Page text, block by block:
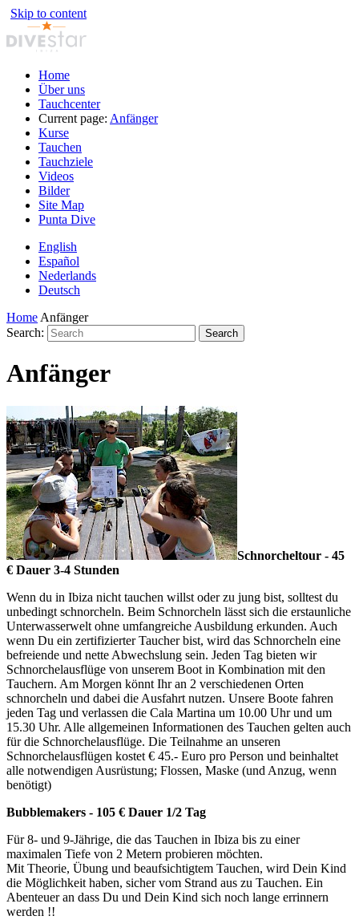
Skip to content
Home
Über uns
Tauchcenter
Current page: Anfänger
Kurse
Tauchen
Tauchziele
Videos
Bilder
Site Map
Punta Dive
English
Español
Nederlands
Deutsch
Home Anfänger
Search:
Search
Anfänger
Schnorcheltour - 45
€ Dauer 3-4 Stunden
Wenn du in Ibiza nicht tauchen willst oder zu jung bist, solltest du
unbedingt schnorcheln. Beim Schnorcheln lässt sich die erstaunliche
Unterwasserwelt ohne umfangreiche Ausbildung erkunden. Auch
wenn Du ein zertifizierter Taucher bist, wird das Schnorcheln eine
befreiende und nette Abwechslung sein. Jeden Tag bieten wir
Schnorchelausflüge von unserem Boot in Kombination mit den
Tauchern. Am Morgen könnt Ihr an 2 verschiedenen Orten
schnorcheln und dabei die Ausfahrt nutzen. Unsere Boote fahren
jeden Tag und verlassen die Cala Martina um 10.00 Uhr und um
15.30 Uhr. Alle allgemeinen Informationen des Tauchen gelten auch
für die Schnorchelausflüge. Die Teilnahme an unseren
Schnorchelausflügen kostet € 45.- Euro pro Person und beinhaltet
alle notwendigen Ausrüstung; Flossen, Maske (und Anzug, wenn
benötigt)
Bubblemakers - 105 € Dauer 1/2 Tag
Für 8- und 9-Jährige, die das Tauchen in Ibiza bis zu einer
maximalen Tiefe von 2 Metern probieren möchten.
Mit Theorie, Übung und beaufsichtigtem Tauchen, wird Dein Kind
die Möglichkeit haben, sicher vom Strand aus zu Tauchen. Ein
Abenteuer an dass Du und Dein Kind sich noch lange errinnern
werden !!